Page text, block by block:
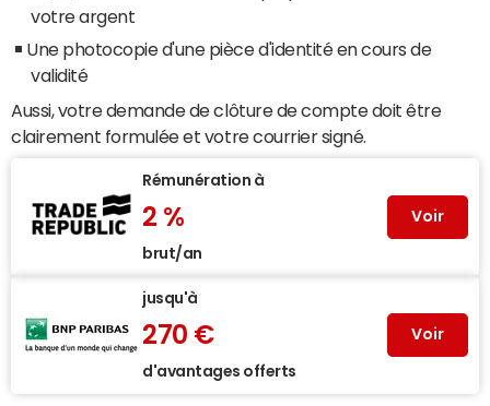
votre argent
Une photocopie d'une pièce d'identité en cours de
validité
Aussi, votre demande de clôture de compte doit être
clairement formulée et votre courrier signé.
Rémunération à
2 %
brut/an
Voir
jusqu'à
270 €
d'avantages offerts
Voir